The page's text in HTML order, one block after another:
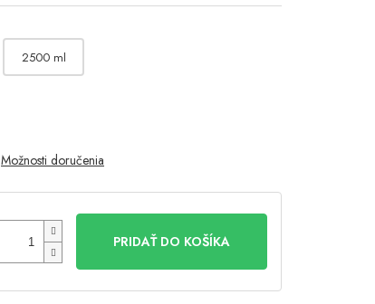
2500 ml
Možnosti doručenia
PRIDAŤ DO KOŠÍKA